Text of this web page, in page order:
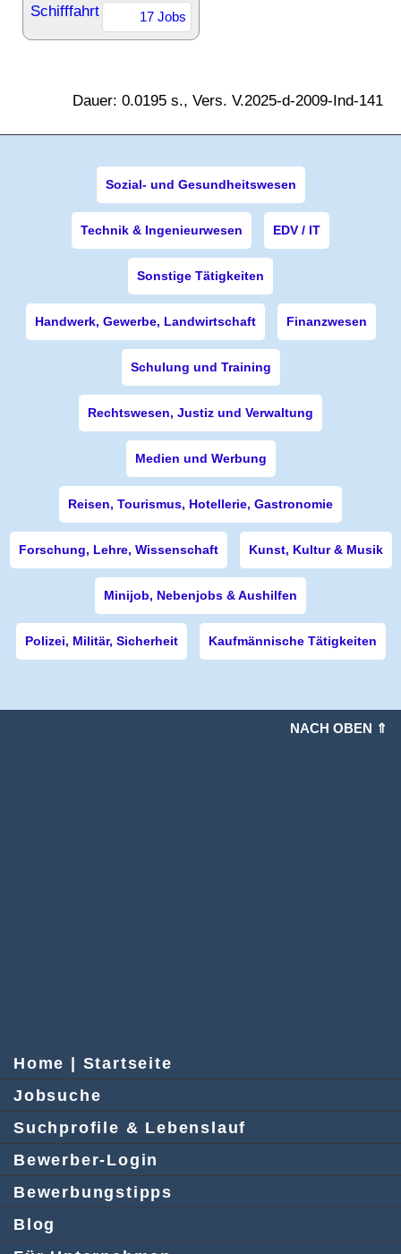
Schifffahrt 17 Jobs
Dauer: 0.0195 s., Vers. V.2025-d-2009-Ind-141
Sozial- und Gesundheitswesen
Technik & Ingenieurwesen EDV / IT
Sonstige Tätigkeiten
Handwerk, Gewerbe, Landwirtschaft Finanzwesen
Schulung und Training
Rechtswesen, Justiz und Verwaltung
Medien und Werbung
Reisen, Tourismus, Hotellerie, Gastronomie
Forschung, Lehre, Wissenschaft Kunst, Kultur & Musik
Minijob, Nebenjobs & Aushilfen
Polizei, Militär, Sicherheit Kaufmännische Tätigkeiten
NACH OBEN ⇑
Home | Startseite
Jobsuche
Suchprofile & Lebenslauf
Bewerber-Login
Bewerbungstipps
Blog